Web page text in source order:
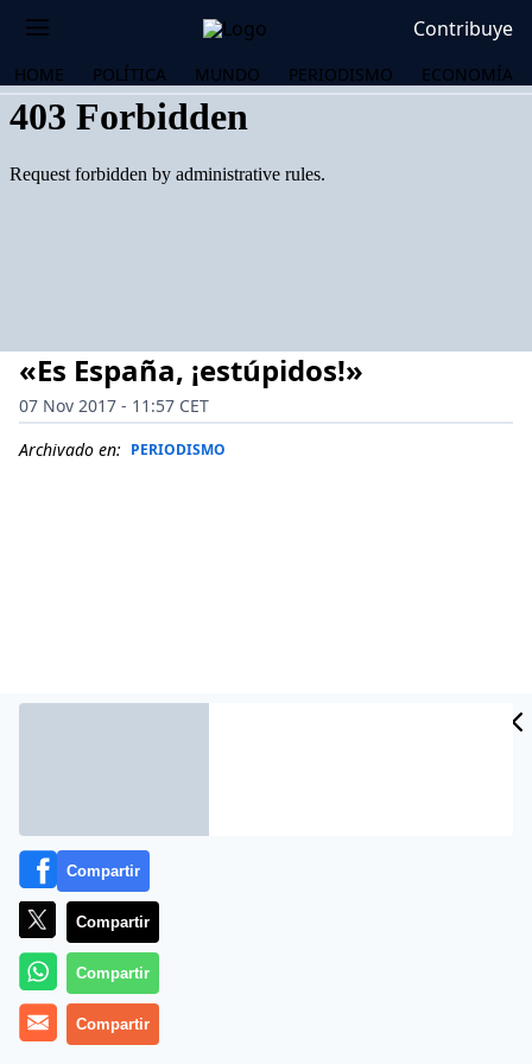
Contribuye
HOME POLÍTICA MUNDO PERIODISMO ECONOMÍA
«Es España, ¡estúpidos!»
07 Nov 2017 - 11:57 CET
Archivado en: PERIODISMO
Compartir
Compartir
Compartir
Compartir